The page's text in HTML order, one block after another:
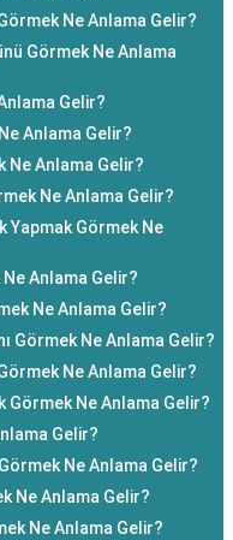
Ne Anlama Gelir?
Görmek Ne Anlama
Gelir?
Anlama Gelir?
Ne Anlama Gelir?
Ne Anlama Gelir?
Yapmak Görmek Ne
Anlama Gelir?
Ne Anlama Gelir?
Görmek Ne Anlama Gelir?
Ne Anlama Gelir?
Görmek Ne Anlama Gelir?
Gelir?
Görmek Ne Anlama Gelir?
Ne Anlama Gelir?
Ne Anlama Gelir?